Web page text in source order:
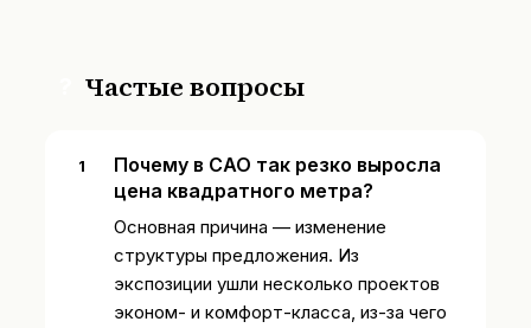
Частые вопросы
Почему в САО так резко выросла
цена квадратного метра?
Основная причина — изменение
структуры предложения. Из
экспозиции ушли несколько проектов
эконом- и комфорт-класса, из-за чего